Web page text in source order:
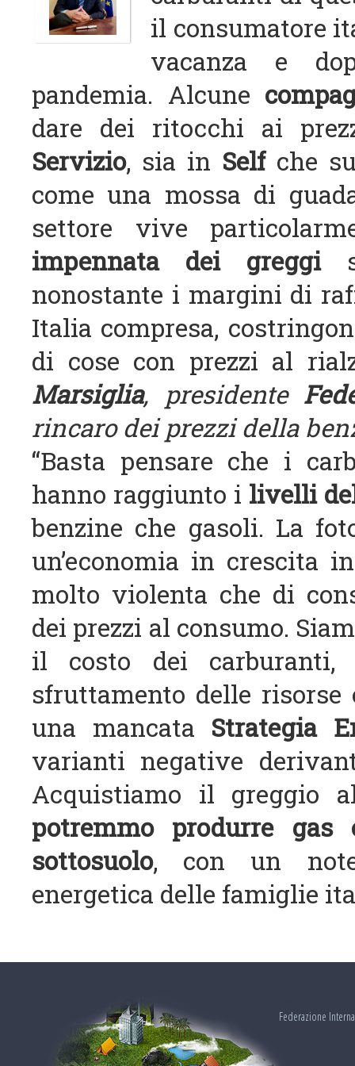
il consumatore
vacanza e
pandemia. Alcune
dare dei ritocchi ai
Servizio, sia in Selfche
come una mossa di
settore vive
impennata dei greggi
nonostante i margini di
Italia compresa,
di cose con prezzi al
Marsiglia, presidente
rincaro dei prezzi della
“Basta pensare che i
hanno raggiunto i livelli
benzine che gasoli. La
un’economia in crescita
molto violenta che di
dei prezzi al consumo.
il costo dei
sfruttamento delle risorse
una mancata Strategia
varianti negative
Acquistiamo il greggio
potremmo produrre
sottosuolo, con un
energetica delle famiglie
Federazione